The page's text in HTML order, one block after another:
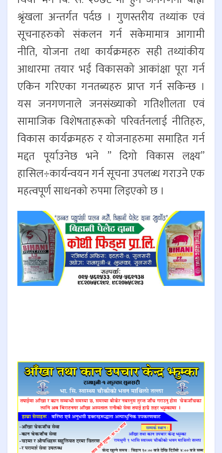
श्रृंखला अन्तर्गत पर्दछ । गुणस्तरीय तथ्यांक एवं
सूचनाहरुको संकलन गर्न सकेमामात्र आगामी
नीति, योजना तथा कार्यक्रमहरु सही तथ्यांकीय
आधारमा तयार भई विकासको आकांक्षा पूरा गर्न
एकिन गरिएका गनतब्यहरु प्राप्त गर्न सकिन्छ ।
यस जनगणनाले जनसंख्याको गतिशीलता एवं
सामाजिक विशेषताहरूको परिवर्तनलाई नीतिहरु,
विकास कार्यक्रमहरु र योजनाहरुमा समाहित गर्न
मद्दत पूर्याउनेछ भने ” दिगो विकास लक्ष्य”
हासिल÷कार्यन्वयन गर्न सूचना उपलब्ध गराउने एक
महत्वपूर्ण साधनको रुपमा लिइएको छ ।